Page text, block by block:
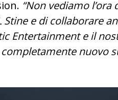
“Non vediamo
e di collaborare
Entertainment e il
nuovo